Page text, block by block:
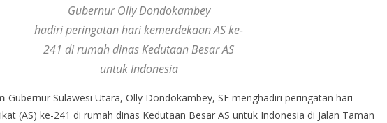
Gubernur Olly Dondokambey
hadiri peringatan hari kemerdekaan AS ke-
241 di rumah dinas Kedutaan Besar AS
untuk Indonesia
-Gubernur Sulawesi Utara, Olly Dondokambey, SE menghadiri peringatan hari
(AS) ke-241 di rumah dinas Kedutaan Besar AS untuk Indonesia di Jalan Taman